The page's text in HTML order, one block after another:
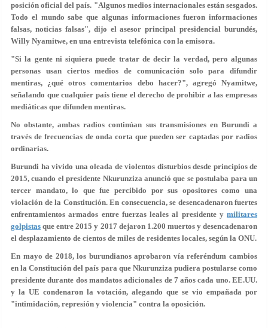
posición oficial del país. "Algunos medios internacionalesestán sesgados.
Todo el mundo sabe que algunas informacionesfueron informaciones
falsas, noticias falsas", dijo el asesor principal presidencial burundés,
Willy Nyamitwe, en una entrevista telefónica con la emisora.
"Si la gente ni siquiera puede tratar de decir la verdad, pero algunas
personas usan ciertos medios de comunicación solo para difundir
mentiras, ¿qué otros comentarios debo hacer?", agregó Nyamitwe,
señalando que cualquier país tiene el derecho de prohibir a las empresas
mediáticas que difunden mentiras.
No obstante, ambas radios continúan sus transmisiones en Burundi a
través de frecuencias de onda corta que pueden ser captadas por radios
ordinarias.
Burundi ha vivido una oleada de violentos disturbios desde principios de
2015, cuando el presidente Nkurunziza anunció que se postulaba para un
tercer mandato, lo que fue percibido por sus opositores como una
violación de la Constitución. En consecuencia, se desencadenaron fuertes
enfrentamientos armados entre fuerzas leales al presidente y militares
golpistas que entre 2015 y 2017 dejaron 1.200 muertosy desencadenaron
el desplazamiento de cientos de miles de residentes locales, según la ONU.
En mayo de 2018, los burundianos aprobaron vía referéndum cambios
en la Constitución del país para que Nkurunziza pudiera postularse como
presidente durante dos mandatos adicionales de 7 años cada uno. EE.UU.
y la UE condenaron la votación, alegando que se vio empañada por
"intimidación, represión y violencia" contra la oposición.